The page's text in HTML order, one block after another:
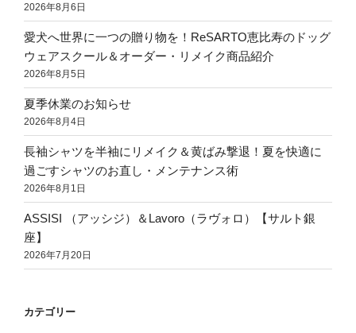
2026年8月6日
愛犬へ世界に一つの贈り物を！ReSARTO恵比寿のドッグ
ウェアスクール＆オーダー・リメイク商品紹介
2026年8月5日
夏季休業のお知らせ
2026年8月4日
長袖シャツを半袖にリメイク＆黄ばみ撃退！夏を快適に
過ごすシャツのお直し・メンテナンス術
2026年8月1日
ASSISI （アッシジ）＆Lavoro（ラヴォロ）【サルト銀
座】
2026年7月20日
カテゴリー